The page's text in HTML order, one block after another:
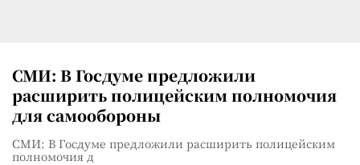
СМИ: В Госдуме предложили
расширить полицейским полномочия
для самообороны
СМИ: В Госдуме предложили расширить полицейским
полномочия д